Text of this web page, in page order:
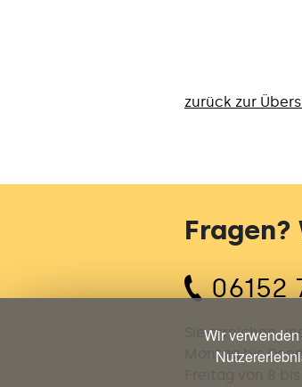
zurück zur
06152
Sie erreichen
Montag bis
Wir